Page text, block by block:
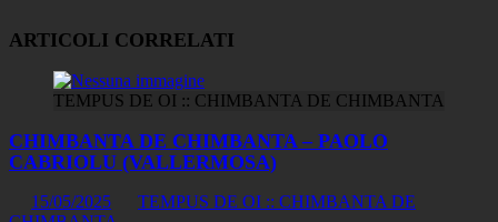
ARTICOLI CORRELATI
TEMPUS DE OI :: CHIMBANTA DE CHIMBANTA
CHIMBANTA DE CHIMBANTA – PAOLO
CABRIOLU (VALLERMOSA)
15/05/2025
TEMPUS DE OI :: CHIMBANTA DE